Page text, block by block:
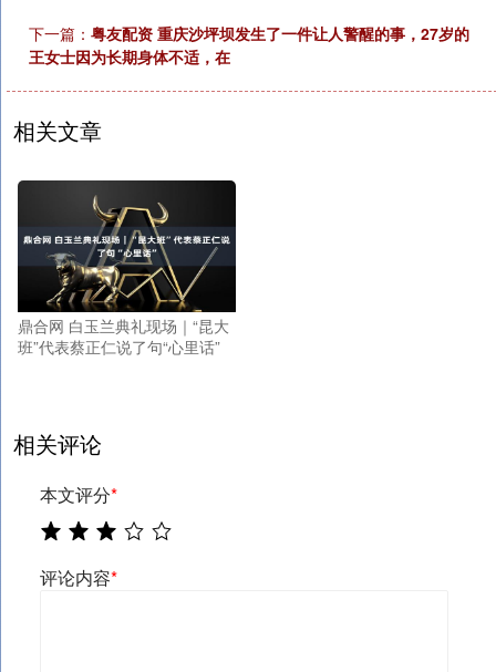
下一篇： 粤友配资 重庆沙坪坝发生了一件让人警醒的事，27岁的
王女士因为长期身体不适，在
相关文章
鼎合网 白玉兰典礼现场｜“昆大
班”代表蔡正仁说了句“心里话”
相关评论
本文评分*
评论内容*